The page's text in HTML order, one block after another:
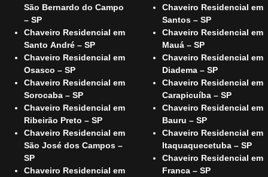
São Bernardo do Campo
– SP
Chaveiro Residencial em
Santo André – SP
Chaveiro Residencial em
Osasco – SP
Chaveiro Residencial em
Sorocaba – SP
Chaveiro Residencial em
Ribeirão Preto – SP
Chaveiro Residencial em
São José dos Campos –
SP
Chaveiro Residencial em
Chaveiro Residencial em
Santos – SP
Chaveiro Residencial em
Mauá – SP
Chaveiro Residencial em
Diadema – SP
Chaveiro Residencial em
Carapicuíba – SP
Chaveiro Residencial em
Bauru – SP
Chaveiro Residencial em
Itaquaquecetuba – SP
Chaveiro Residencial em
Franca – SP